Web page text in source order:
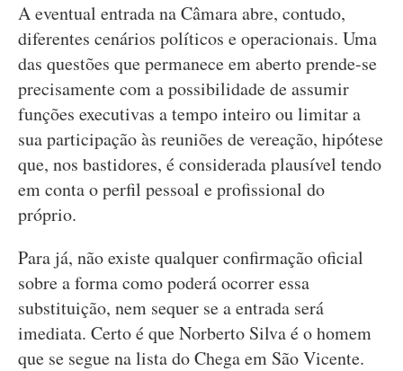
A eventual entrada na Câmara abre, contudo,
diferentes cenários políticos e operacionais. Uma
das questões que permanece em aberto prende-se
precisamente com a possibilidade de assumir
funções executivas a tempo inteiro ou limitar a
sua participação às reuniões de vereação, hipótese
que, nos bastidores, é considerada plausível tendo
em conta o perfil pessoal e profissional do
próprio.
Para já, não existe qualquer confirmação oficial
sobre a forma como poderá ocorrer essa
substituição, nem sequer se a entrada será
imediata. Certo é que Norberto Silva é o homem
que se segue na lista do Chega em São Vicente.